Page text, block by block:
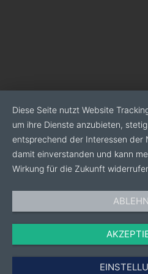
Diese Seite nutzt Website
um ihre Dienste anzubieten,
entsprechend der Interessen der
damit einverstanden und kann
Wirkung für die Zukunft